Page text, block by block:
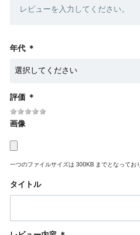
レビューを入力してください。
年代 ＊
評価 ＊
画像
一つのファイルサイズは 300KB までとなってお
タイトル